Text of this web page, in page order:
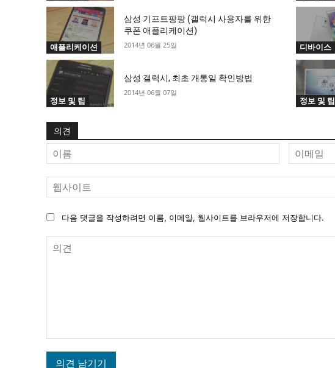
애플리케이션
삼성 기프트팡팡 (갤럭시 사용자를 위한
쿠폰 애플리케이션)
2014년 06월 25일 디바이스
정보 및 팁
삼성 갤럭시, 최초 개통일 확인방법
2014년 06월 07일
정보 및 팁
의견
름
다음 댓글을 작성하려면 이름, 이메일, 웹사이트를 브라우저에 저장합니다.